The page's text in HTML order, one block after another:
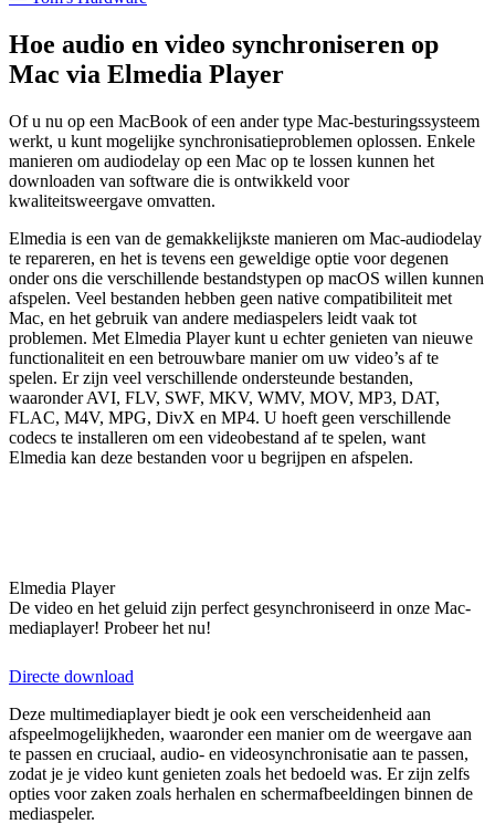
Hoe audio en video synchroniseren op
Mac via Elmedia Player
Of u nu op een MacBook of een ander type Mac-besturingssysteem
werkt, u kunt mogelijke synchronisatieproblemen oplossen. Enkele
manieren om audiodelay op een Mac op te lossen kunnen het
downloaden van software die is ontwikkeld voor
kwaliteitsweergave omvatten.
Elmedia is een van de gemakkelijkste manieren om Mac-audiodelay
te repareren, en het is tevens een geweldige optie voor degenen
onder ons die verschillende bestandstypen op macOS willen kunnen
afspelen. Veel bestanden hebben geen native compatibiliteit met
Mac, en het gebruik van andere mediaspelers leidt vaak tot
problemen. Met Elmedia Player kunt u echter genieten van nieuwe
functionaliteit en een betrouwbare manier om uw video’s af te
spelen. Er zijn veel verschillende ondersteunde bestanden,
waaronder AVI, FLV, SWF, MKV, WMV, MOV, MP3, DAT,
FLAC, M4V, MPG, DivX en MP4. U hoeft geen verschillende
codecs te installeren om een videobestand af te spelen, want
Elmedia kan deze bestanden voor u begrijpen en afspelen.
Elmedia Player
De video en het geluid zijn perfect gesynchroniseerd in onze Mac-
mediaplayer! Probeer het nu!
Directe download
Deze multimediaplayer biedt je ook een verscheidenheid aan
afspeelmogelijkheden, waaronder een manier om de weergave aan
te passen en cruciaal, audio- en videosynchronisatie aan te passen,
zodat je je video kunt genieten zoals het bedoeld was. Er zijn zelfs
opties voor zaken zoals herhalen en schermafbeeldingen binnen de
mediaspeler.